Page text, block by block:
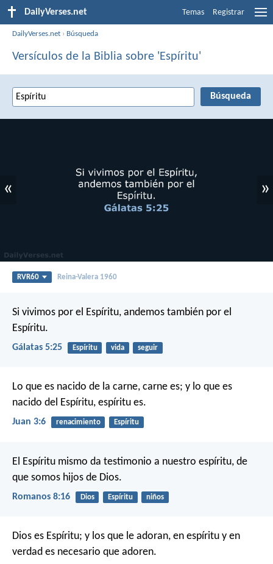
DailyVerses.net Temas Registrar
DailyVerses.net › Búsqueda
Versículos de la Biblia sobre 'Espíritu'
« »
RVR60 Reina-Valera 1960
Si vivimos por el Espíritu, andemos también por el
Espíritu.
Gálatas 5:25 Espíritu vida seguir
Lo que es nacido de la carne, carne es; y lo que es
nacido del Espíritu, espíritu es.
Juan 3:6 renacimiento Espíritu
El Espíritu mismo da testimonio a nuestro espíritu, de
que somos hijos de Dios.
Romanos 8:16 Dios Espíritu niños
Dios es Espíritu; y los que le adoran, en espíritu y en
verdad es necesario que adoren.